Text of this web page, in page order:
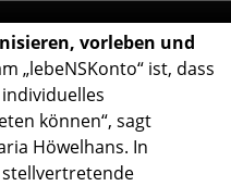
vorleben und
„lebeNSKonto“ ist, dass
können“, sagt
Höwelhans. In